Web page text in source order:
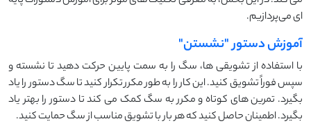
‌ای می‌پردازیم.
آموزش دستور "نشستن"
با استفاده از تشویقی ‌ها، سگ را به سمت پایین حرکت دهید تا نشسته و
سپس فوراً تشویق کنید. این کار را به طور مکرر تکرار کنید تا سگ دستور را یاد
بگیرد. تمرین‌ های کوتاه و مکرر به سگ کمک می ‌کند تا دستور را بهتر یاد
بگیرد. اطمینان حاصل کنید که هر بار با تشویق مناسب از سگ حمایت کنید.